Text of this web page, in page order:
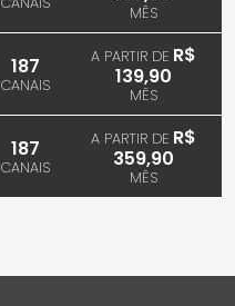
MÊS
187
CANAIS
A PARTIR DE R$
139,90
MÊS
187
CANAIS
A PARTIR DE R$
359,90
MÊS